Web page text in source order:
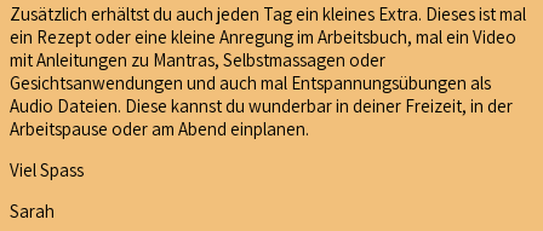
Zusätzlich erhältst du auch jeden Tag ein kleines Extra. Dieses ist mal
ein Rezept oder eine kleine Anregung im Arbeitsbuch, mal ein Video
mit Anleitungen zu Mantras, Selbstmassagen oder
Gesichtsanwendungen und auch mal Entspannungsübungen als
Audio Dateien. Diese kannst du wunderbar in deiner Freizeit, in der
Arbeitspause oder am Abend einplanen.
Viel Spass
Sarah